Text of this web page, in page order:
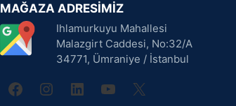
MAĞAZA ADRESİMİZ
Ihlamurkuyu Mahallesi
Malazgirt Caddesi, No:32/A
34771, Ümraniye / İstanbul
facebook
instagram
linkedinyoutube
X